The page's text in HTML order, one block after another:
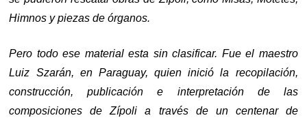
Himnos y piezas de órganos.
Pero todo ese material esta sin clasificar. Fue el maestro
Luiz Szarán, en Paraguay, quien inició la recopilación,
construcción, publicación e interpretación de las
composiciones de Zípoli a través de un centenar de